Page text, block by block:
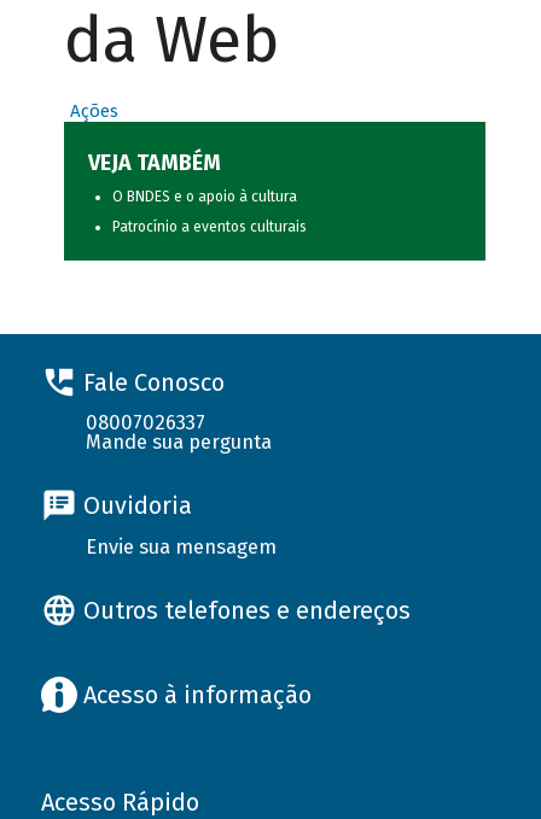
da Web
Ações
VEJA TAMBÉM
O BNDES e o apoio à cultura
Patrocínio a eventos culturais
Fale Conosco
08007026337
Mande sua pergunta
Ouvidoria
Envie sua mensagem
Outros telefones e endereços
Acesso à informação
Acesso Rápido